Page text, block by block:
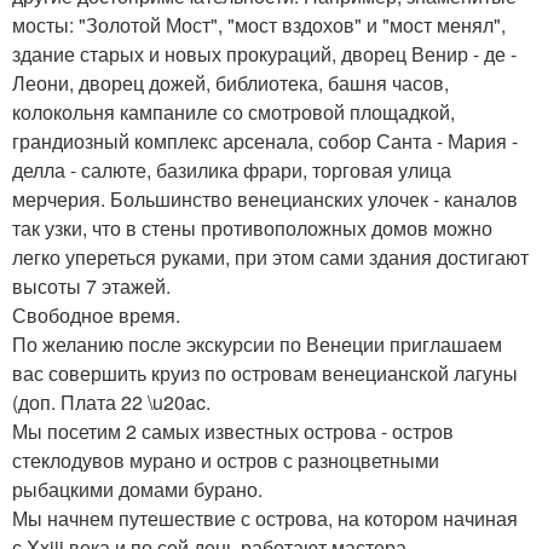
мосты: "Золотой Мост", "мост вздохов" и "мост менял",
здание старых и новых прокураций, дворец Венир - де -
Леони, дворец дожей, библиотека, башня часов,
колокольня кампаниле со смотровой площадкой,
грандиозный комплекс арсенала, собор Санта - Мария -
делла - салюте, базилика фрари, торговая улица
мерчерия. Большинство венецианских улочек - каналов
так узки, что в стены противоположных домов можно
легко упереться руками, при этом сами здания достигают
высоты 7 этажей.
Свободное время.
По желанию после экскурсии по Венеции приглашаем
вас совершить круиз по островам венецианской лагуны
(доп. Плата 22 \u20ac.
Мы посетим 2 самых известных острова - остров
стеклодувов мурано и остров с разноцветными
рыбацкими домами бурано.
Мы начнем путешествие с острова, на котором начиная